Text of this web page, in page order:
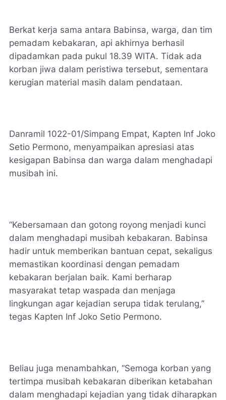
Berkat kerja sama antara Babinsa, warga, dan tim
pemadam kebakaran, api akhirnya berhasil
dipadamkan pada pukul 18.39 WITA. Tidak ada
korban jiwa dalam peristiwa tersebut, sementara
kerugian material masih dalam pendataan.
Danramil 1022-01/Simpang Empat, Kapten Inf Joko
Setio Permono, menyampaikan apresiasi atas
kesigapan Babinsa dan warga dalam menghadapi
musibah ini.
“Kebersamaan dan gotong royong menjadi kunci
dalam menghadapi musibah kebakaran. Babinsa
hadir untuk memberikan bantuan cepat, sekaligus
memastikan koordinasi dengan pemadam
kebakaran berjalan baik. Kami berharap
masyarakat tetap waspada dan menjaga
lingkungan agar kejadian serupa tidak terulang,”
tegas Kapten Inf Joko Setio Permono.
Beliau juga menambahkan, “Semoga korban yang
tertimpa musibah kebakaran diberikan ketabahan
dalam menghadapi kejadian yang tidak diharapkan